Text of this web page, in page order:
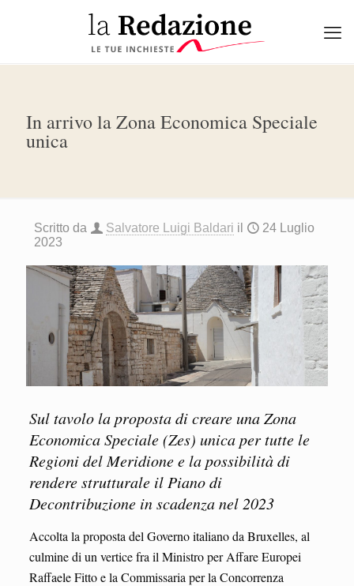
In arrivo la Zona Economica Speciale
unica
Scritto da Salvatore Luigi Baldari il
24 Luglio
2023
Sul tavolo la proposta di creare una Zona
Economica Speciale (Zes) unica per tutte le
Regioni del Meridione e la possibilità di
rendere strutturale il Piano di
Decontribuzione in scadenza nel 2023
Accolta la proposta del Governo italiano da Bruxelles, al
culmine di un vertice fra il Ministro per Affare Europei
Raffaele Fitto e la Commissaria per la Concorrenza